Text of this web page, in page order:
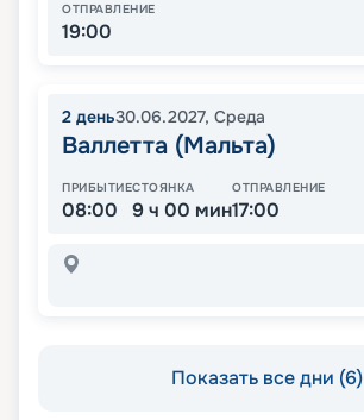
ОТПРАВЛЕНИЕ
19:00
2 день30.06.2027, Среда
Валлетта (Мальта)
ПРИБЫТИЕ
08:00
СТОЯНКА
9 ч 00 мин
ОТПРАВЛЕНИЕ
17:00
Показать все дни (6)